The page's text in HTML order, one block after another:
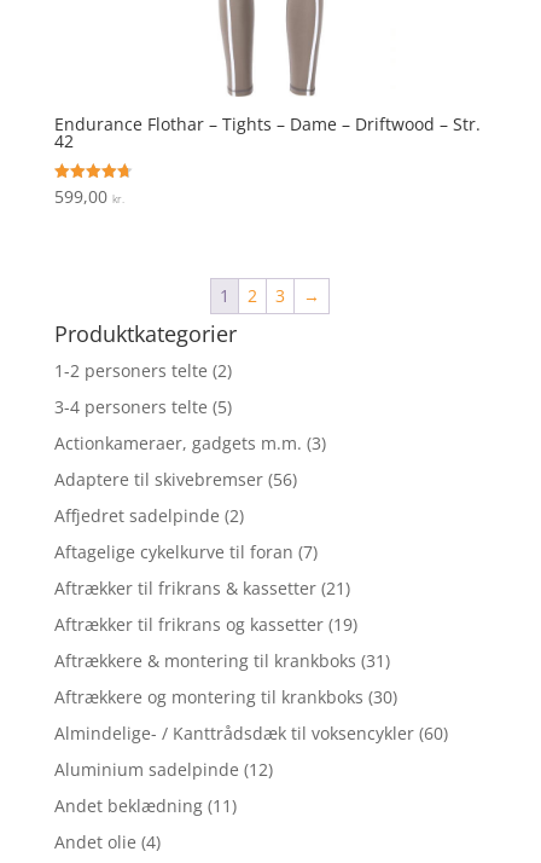
Endurance Flothar – Tights – Dame – Driftwood – Str.
42
Vurderet
4.7
599,00 kr.
1 2 3 →
Produktkategorier
1-2 personers telte (2)
3-4 personers telte (5)
Actionkameraer, gadgets m.m. (3)
Adaptere til skivebremser (56)
Affjedret sadelpinde (2)
Aftagelige cykelkurve til foran (7)
Aftrækker til frikrans & kassetter (21)
Aftrækker til frikrans og kassetter (19)
Aftrækkere & montering til krankboks (31)
Aftrækkere og montering til krankboks (30)
Almindelige- / Kanttrådsdæk til voksencykler (60)
Aluminium sadelpinde (12)
Andet beklædning (11)
Andet olie (4)